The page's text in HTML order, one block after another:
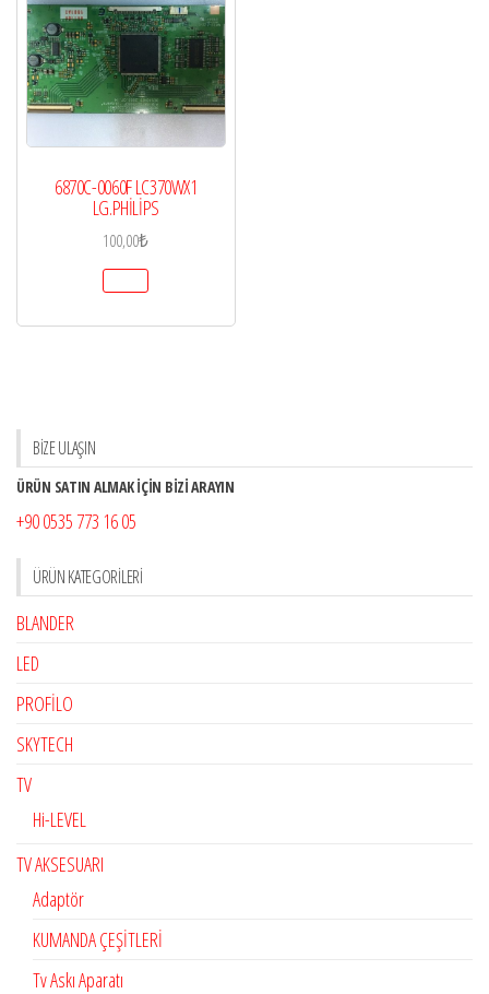
6870C-0060F LC370WX1
LG.PHİLİPS
100,00₺
BİZE ULAŞIN
ÜRÜN SATIN ALMAK İÇİN BİZİ ARAYIN
+90 0535 773 16 05
ÜRÜN KATEGORILERI
BLANDER
LED
PROFİLO
SKYTECH
TV
Hi-LEVEL
TV AKSESUARI
Adaptör
KUMANDA ÇEŞİTLERİ
Tv Askı Aparatı